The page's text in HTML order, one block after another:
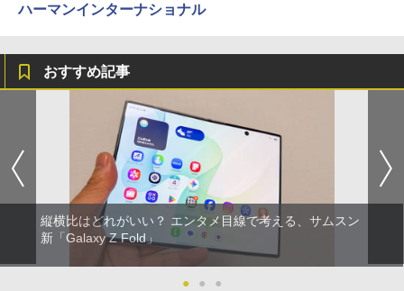
ハーマンインターナショナル
おすすめ記事
縦横比はどれがいい？ エンタメ目線で考える、サムスン
新「Galaxy Z Fold」
● ● ●